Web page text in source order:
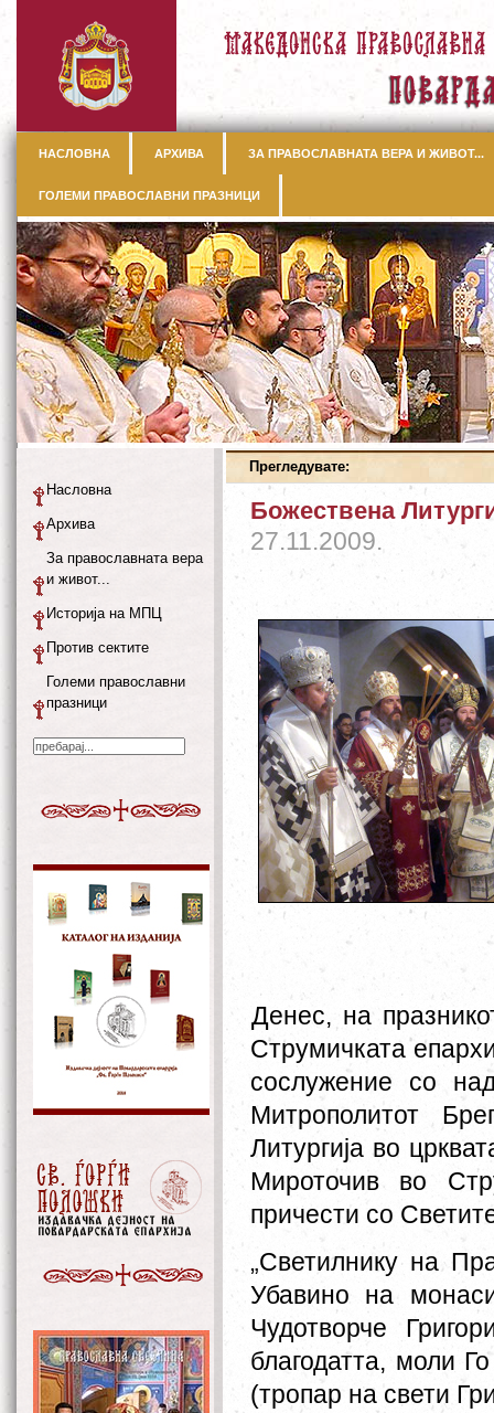
НАСЛОВНА АРХИВА ЗА ПРАВОСЛАВНАТА ВЕРА И ЖИВОТ...
ГОЛЕМИ ПРАВОСЛАВНИ ПРАЗНИЦИ
Прегледувате:
Божествена
27.11.2009.
Денес, на
Струмичката
сослужение со
Митрополитот
Литургија во
Мироточив во
причести со
„Светилнику на
Убавино на
Чудотворче
благодатта, моли
(тропар на свети
Насловна
Архива
За православната вера
и живот...
Историја на МПЦ
Против сектите
Големи православни
празници